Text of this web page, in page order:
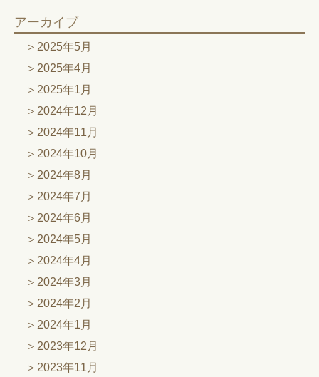
アーカイブ
2025年5月
2025年4月
2025年1月
2024年12月
2024年11月
2024年10月
2024年8月
2024年7月
2024年6月
2024年5月
2024年4月
2024年3月
2024年2月
2024年1月
2023年12月
2023年11月